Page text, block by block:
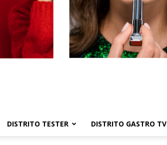
DISTRITO TESTER DISTRITO GASTRO TV